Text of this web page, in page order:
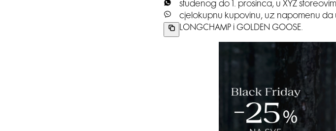
studenog do 1. prosinca, u XYZ
cjelokupnu kupovinu, uz napomenu da
LONGCHAMP i GOLDEN GOOSE.